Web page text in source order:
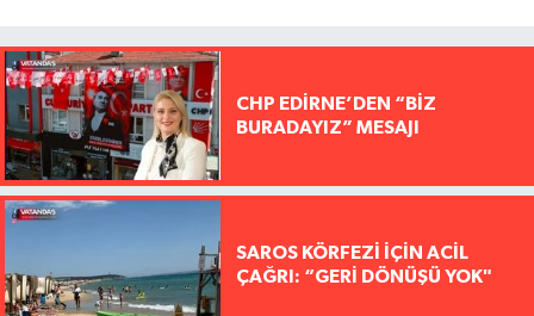
CHP EDİRNE’DEN “BİZ
BURADAYIZ” MESAJI
SAROS KÖRFEZİ İÇİN ACİL
ÇAĞRI: “GERİ DÖNÜŞÜ YOK"